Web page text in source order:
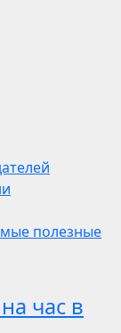
полезные
час в